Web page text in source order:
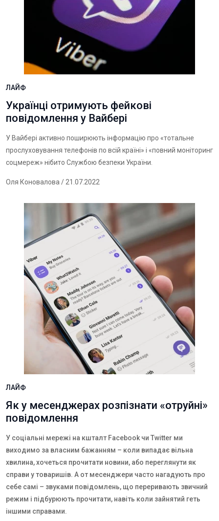
ЛАЙФ
Українці отримують фейкові
повідомлення у Вайбері
У Вайбері активно поширюють інформацію про «тотальне
прослуховування телефонів по всій країні» і «повний моніторинг
соцмереж» нібито Службою безпеки України.
Оля Коновалова / 21.07.2022
ЛАЙФ
Як у месенджерах розпізнати «отруйні»
повідомлення
У соціальні мережі на кшталт Facebook чи Twitter ми
виходимо за власним бажанням – коли випадає вільна
хвилина, хочеться прочитати новини, або переглянути як
справи у товаришів. А от месенджери часто нагадують про
себе самі – звуками повідомлень, що переривають звичний
режим і підбурюють прочитати, навіть коли зайнятий геть
іншими справами.